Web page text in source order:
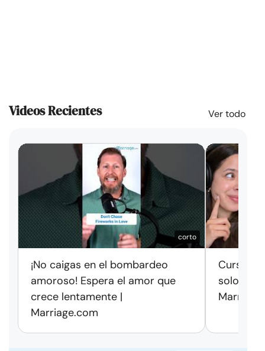
Videos Recientes Ver todo
corto
¡No caigas en el bombardeo
amoroso! Espera el amor que
crece lentamente |
Marriage.com
Cursos
solo